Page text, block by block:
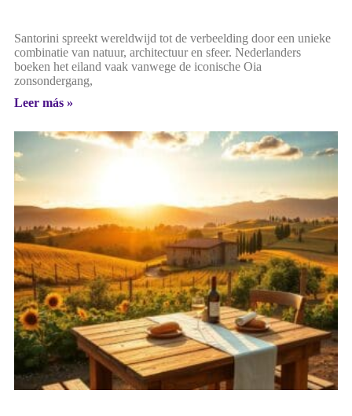
Santorini spreekt wereldwijd tot de verbeelding door een unieke
combinatie van natuur, architectuur en sfeer. Nederlanders
boeken het eiland vaak vanwege de iconische Oia
zonsondergang,
Leer más »